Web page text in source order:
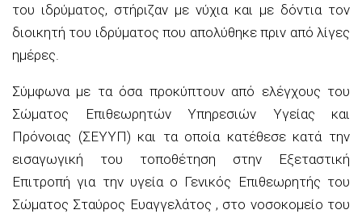
του ιδρύματος, στήριζαν με νύχια και με δόντια τον
διοικητή του ιδρύματος που απολύθηκε πριν από λίγες
ημέρες.
Σύμφωνα με τα όσα προκύπτουν από ελέγχους του
Σώματος Επιθεωρητών Υπηρεσιών Υγείας και
Πρόνοιας (ΣΕΥΥΠ) και τα οποία κατέθεσε κατά την
εισαγωγική του τοποθέτηση στην Εξεταστική
Επιτροπή για την υγεία ο Γενικός Επιθεωρητής του
Σώματος Σταύρος Ευαγγελάτος , στο νοσοκομείο του